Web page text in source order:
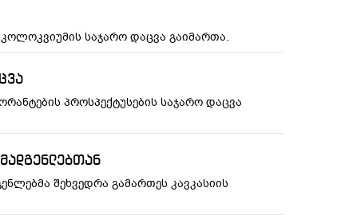
საჯარო დაცვა გაიმართა.
პროსპექტუსების საჯარო დაცვა
შეხვედრა გამართეს კავკასიის